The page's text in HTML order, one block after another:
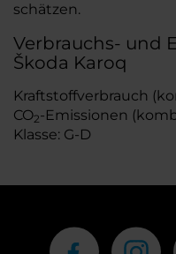
schätzen.
Verbrauchs- und
Škoda Karoq
Kraftstoffverbrauch
CO2-Emissionen
Klasse: G-D